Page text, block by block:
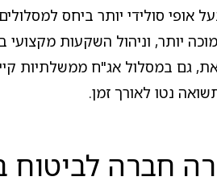
אופי סולידי יותר ביחס
יותר, וניהול השקעות
גם במסלול אג"ח ממשלתיות
נטו לאורך זמן.
חברה